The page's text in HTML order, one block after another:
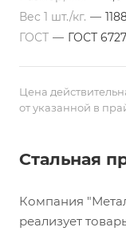
Вес 1 шт./кг. —
ГОСТ — ГОСТ
Цена
от указанной в
Стальная
Компания
реализует